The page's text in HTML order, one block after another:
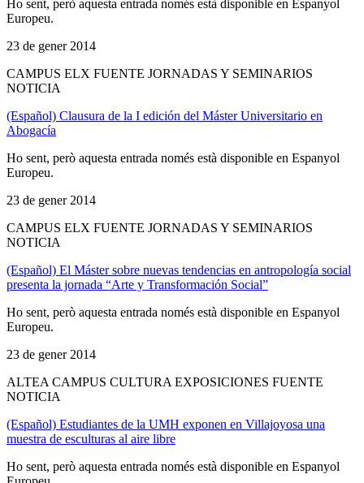
Ho sent, però aquesta entrada només està disponible en Espanyol
Europeu.
23 de gener 2014
CAMPUS ELX FUENTE JORNADAS Y SEMINARIOS
NOTICIA
(Español) Clausura de la I edición del Máster Universitario en
Abogacía
Ho sent, però aquesta entrada només està disponible en Espanyol
Europeu.
23 de gener 2014
CAMPUS ELX FUENTE JORNADAS Y SEMINARIOS
NOTICIA
(Español) El Máster sobre nuevas tendencias en antropología social
presenta la jornada “Arte y Transformación Social”
Ho sent, però aquesta entrada només està disponible en Espanyol
Europeu.
23 de gener 2014
ALTEA CAMPUS CULTURA EXPOSICIONES FUENTE
NOTICIA
(Español) Estudiantes de la UMH exponen en Villajoyosa una
muestra de esculturas al aire libre
Ho sent, però aquesta entrada només està disponible en Espanyol